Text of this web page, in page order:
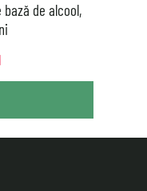
de alcool,